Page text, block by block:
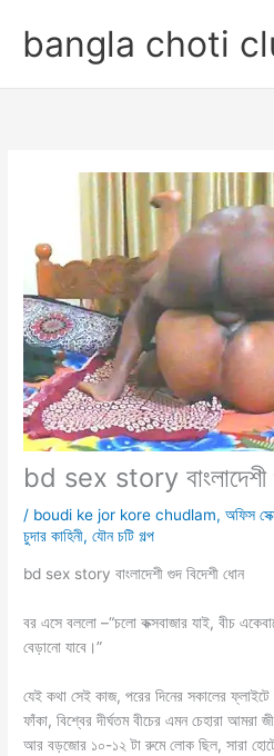
contentbangla choti
bd sex story বাংলাদেশী
/ boudi ke jor kore chudlam,অফিস
চুদার কাহিনী,যৌন চটি গল্প
bd sex story বাংলাদেশী গুদ বিদেশী ধোন
বর এসে বললো –“চলো কক্সবাজার যাই, বীচ
বেড়ানো যাবে।”
যেই কথা সেই কাজ, পরের দিনের সকালের
ফাঁকা, বিশ্বের দীর্ঘতম বীচের এমন চেহারা আমরা
আর বড়জোর ১০-১২ টা রুমে লোক ছিল, সারা